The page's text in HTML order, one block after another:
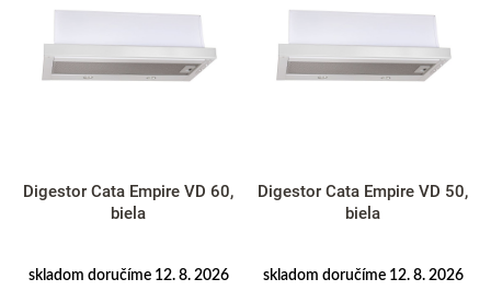
Digestor Cata Empire VD 60,
biela
skladom doručíme 12. 8. 2026
Digestor Cata Empire VD 50,
biela
skladom doručíme 12. 8. 2026